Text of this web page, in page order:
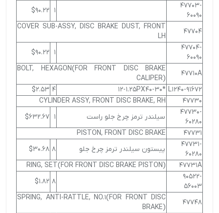
47703-
60090
1
$90.22
47704
COVER SUB-ASSY, DISC BRAKE DUST, FRONT
LH
47704-
60090
1
$90.22
47710A
BOLT, HEXAGON(FOR FRONT DISC BRAKE
CALIPER)
91672-L1240
*12-1.25PX40-30
4
$2.53
47730
CYLINDER ASSY, FRONT DISC BRAKE, RH
47730-
60280
سیلندر ترمز چرخ جلو راست 1
$632.67
47731
PISTON, FRONT DISC BRAKE
47731-
60280
پیستون سیلندر ترمز چرخ جلو 8
$30.68
47731A
RING, SET(FOR FRONT DISC BRAKE PISTON)
90522-
56003
8
$1.82
47748
SPRING, ANTI-RATTLE, NO.1(FOR FRONT DISC
BRAKE)